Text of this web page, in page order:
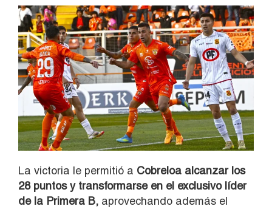
La victoria le permitió a Cobreloa alcanzar los
28 puntos y transformarse en el exclusivo líder
de la Primera B, aprovechando además el